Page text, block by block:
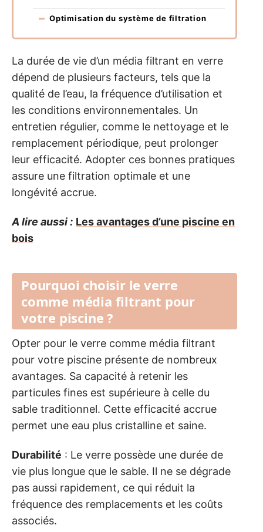
Optimisation du système de filtration
La durée de vie d’un média filtrant en verre
dépend de plusieurs facteurs, tels que la
qualité de l’eau, la fréquence d’utilisation et
les conditions environnementales. Un
entretien régulier, comme le nettoyage et le
remplacement périodique, peut prolonger
leur efficacité. Adopter ces bonnes pratiques
assure une filtration optimale et une
longévité accrue.
A lire aussi : Les avantages d’une piscine en
bois
Pourquoi choisir le verre
comme média filtrant pour
votre piscine ?
Opter pour le verre comme média filtrant
pour votre piscine présente de nombreux
avantages. Sa capacité à retenir les
particules fines est supérieure à celle du
sable traditionnel. Cette efficacité accrue
permet une eau plus cristalline et saine.
Durabilité : Le verre possède une durée de
vie plus longue que le sable. Il ne se dégrade
pas aussi rapidement, ce qui réduit la
fréquence des remplacements et les coûts
associés.